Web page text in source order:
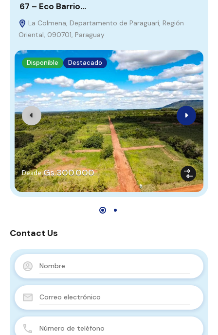
67 – Eco Barrio…
La Colmena, Departamento de Paraguarí, Región
Oriental, 090701, Paraguay
Disponible Destacado
Desde Gs.300.000
Contact Us